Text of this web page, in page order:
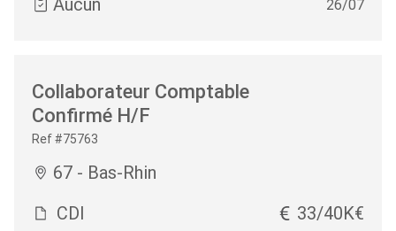
26/07
Collaborateur Comptable
Confirmé H/F
Ref #75763
67 - Bas-Rhin
CDI
33/40K€